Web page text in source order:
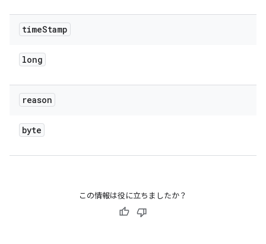
timeStamp
long
reason
byte
この情報は役に立ちましたか？